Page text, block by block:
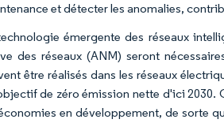
et détecter les anomalies,
émergente des réseaux
des réseaux (ANM) seront
être réalisés dans les réseaux
de zéro émission nette d'ici 2030.
en développement, de sorte